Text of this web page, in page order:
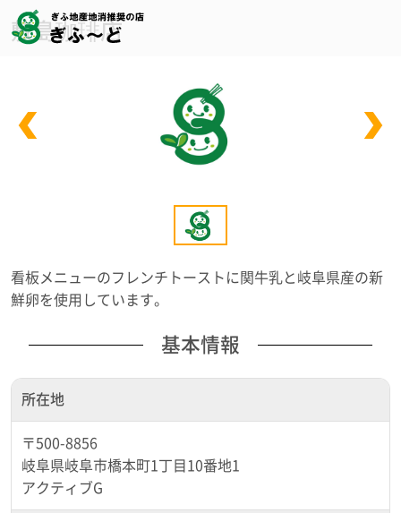
敷島珈琲店
看板メニューのフレンチトーストに関牛乳と岐阜県産の新
鮮卵を使用しています。
基本情報
所在地
〒500-8856
岐阜県岐阜市橋本町1丁目10番地1
アクティブG